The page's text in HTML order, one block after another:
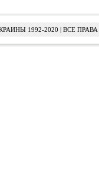
1992-2020 | ВСЕ